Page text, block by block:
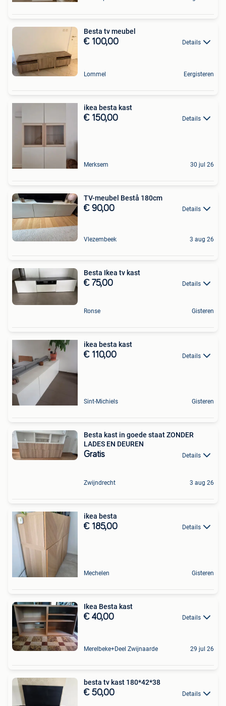
Besta tv meubel
€ 100,00 Details
Lommel Eergisteren
ikea besta kast
€ 150,00 Details
Merksem 30 jul 26
TV-meubel Bestå 180cm
€ 90,00 Details
Vlezembeek 3 aug 26
Besta Ikea tv kast
€ 75,00 Details
Ronse Gisteren
ikea besta kast
€ 110,00 Details
Sint-Michiels Gisteren
Besta kast in goede staat ZONDER
LADES EN DEUREN
Gratis Details
Zwijndrecht 3 aug 26
ikea besta
€ 185,00 Details
Mechelen Gisteren
Ikea Besta kast
€ 40,00 Details
Merelbeke+Deel Zwijnaarde 29 jul 26
besta tv kast 180*42*38
€ 50,00 Details